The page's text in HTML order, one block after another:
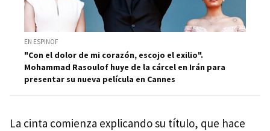
EN ESPINOF
"Con el dolor de mi corazón, escojo el exilio".
Mohammad Rasoulof huye de la cárcel en Irán para
presentar su nueva película en Cannes
La cinta comienza explicando su título, que hace